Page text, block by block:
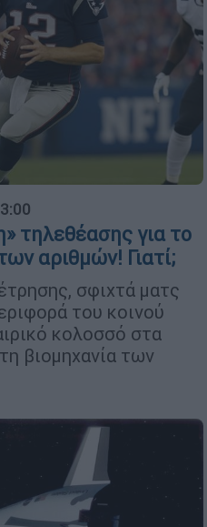
τηλεθέασης για το
αριθμών! Γιατί;
σφιχτά ματς
του κοινού
κολοσσό στα
βιομηχανία των